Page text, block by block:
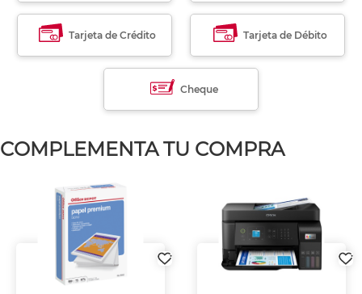
Tarjeta de Crédito Tarjeta de Débito
Cheque
COMPLEMENTA TU COMPRA